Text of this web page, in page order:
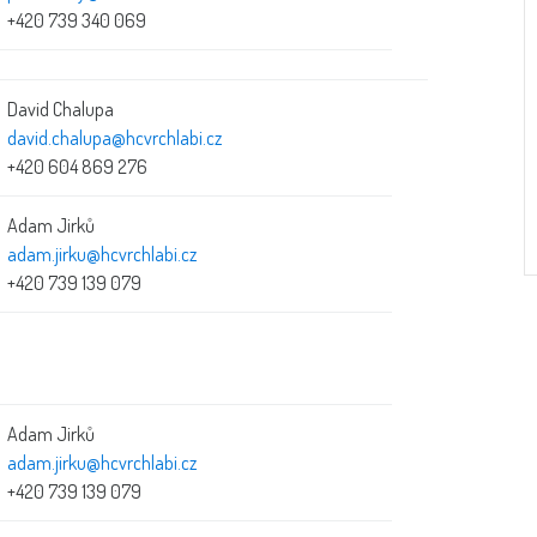
+420 739 340 069
David Chalupa
david.chalupa@hcvrchlabi.cz
+420 604 869 276
Adam Jirků
adam.jirku@hcvrchlabi.cz
+420 739 139 079
Adam Jirků
adam.jirku@hcvrchlabi.cz
+420 739 139 079